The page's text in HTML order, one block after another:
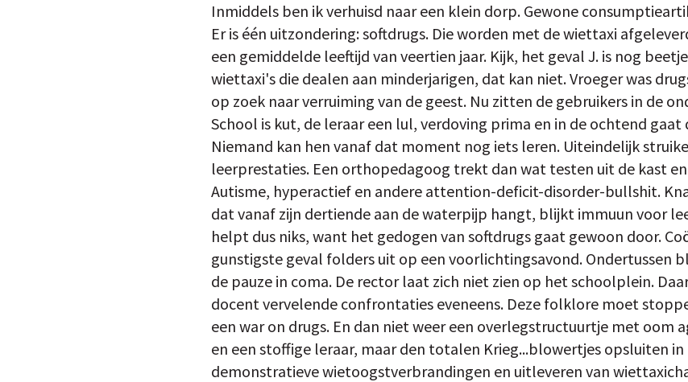
Inmiddels ben ik verhuisd naar een klein dorp. Gewone
Er is één uitzondering: softdrugs. Die worden met de wiettaxi
een gemiddelde leeftijd van veertien jaar. Kijk, het geval J. is nog
wiettaxi's die dealen aan minderjarigen, dat kan niet. Vroeger was
op zoek naar verruiming van de geest. Nu zitten de gebruikers in de
School is kut, de leraar een lul, verdoving prima en in de ochtend
Niemand kan hen vanaf dat moment nog iets leren. Uiteindelijk
leerprestaties. Een orthopedagoog trekt dan wat testen uit de kast
Autisme, hyperactief en andere attention-deficit-disorder-bullshit.
dat vanaf zijn dertiende aan de waterpijp hangt, blijkt immuun voor
helpt dus niks, want het gedogen van softdrugs gaat gewoon door.
gunstigste geval folders uit op een voorlichtingsavond. Ondertussen
de pauze in coma. De rector laat zich niet zien op het schoolplein.
docent vervelende confrontaties eveneens. Deze folklore moet
een war on drugs. En dan niet weer een overlegstructuurtje met oom
en een stoffige leraar, maar den totalen Krieg...blowertjes opsluiten
demonstratieve wietoogstverbrandingen en uitleveren van